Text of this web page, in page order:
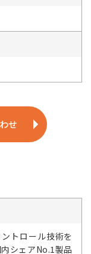
せ
トロール技術を
シェアNo.1製品